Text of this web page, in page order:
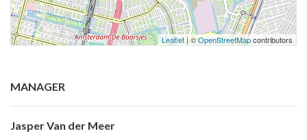
Leaflet| ©OpenStreetMapcontributors
MANAGER
Jasper Van der Meer